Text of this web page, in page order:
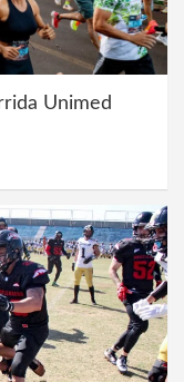
Unimed